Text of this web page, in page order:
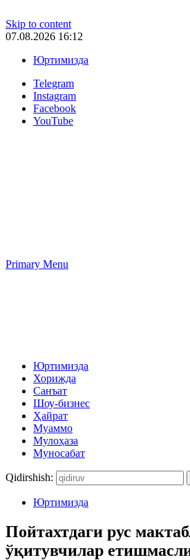
Skip to content
07.08.2026 16:12
Юртимизда
Telegram
Instagram
Facebook
YouTube
Primary Menu
Юртимизда
Хорижда
Санъат
Шоу-бизнес
Ҳайрат
Муаммо
Мулоҳаза
Муносабат
Qidirshish:
Юртимизда
Пойтахтдаги рус
ўқитувчилар